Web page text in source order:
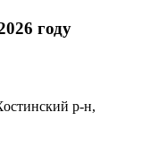
году
р-н,